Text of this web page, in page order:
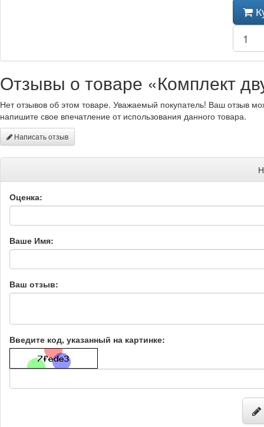
Отзывы о товаре «Комплект
Нет отзывов об этом товаре. Уважаемый покупатель! Ваш отзыв
напишите свое впечатление от использования данного товара.
Написать отзыв
Оценка:
Ваше Имя:
Ваш отзыв:
Введите код, указанный на картинке: